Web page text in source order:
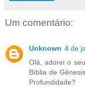
Um comentário:
Unknown 4 de
Olá, adorei o
Bíblia de
Profundidade?